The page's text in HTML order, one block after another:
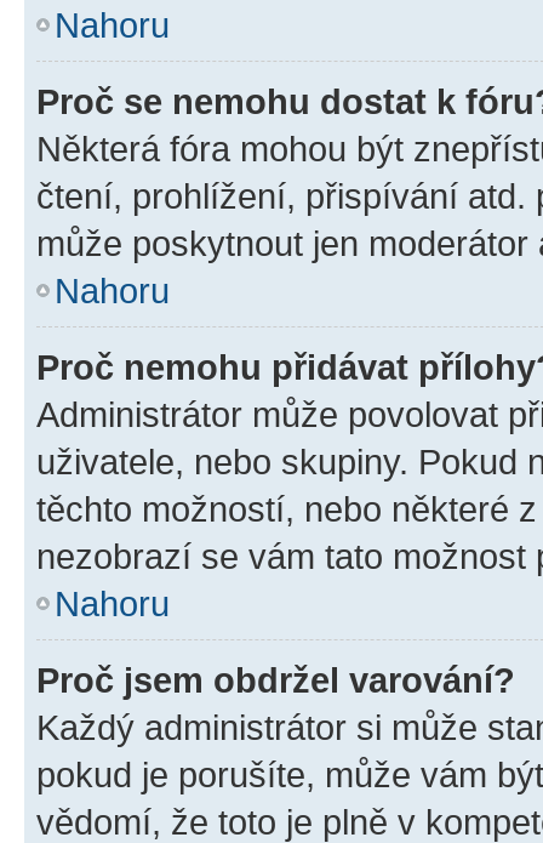
Nahoru
Proč se nemohu dostat k
Některá fóra mohou být
čtení, prohlížení, přispívání atd.
může poskytnout jen
Nahoru
Proč nemohu přidávat
Administrátor může povolovat
uživatele, nebo skupiny. Pokud
těchto možností, nebo některé
nezobrazí se vám tato
Nahoru
Proč jsem obdržel varování?
Každý administrátor si může
pokud je porušíte, může vám
vědomí, že toto je plně v